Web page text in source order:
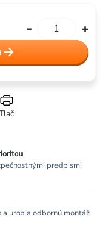
predpismi
a urobia odbornú montáž